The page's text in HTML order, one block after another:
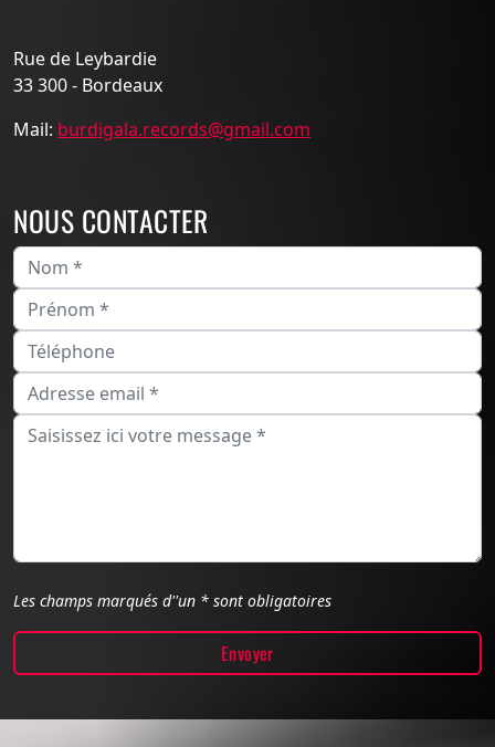
Rue de Leybardie
33 300 - Bordeaux
Mail: burdigala.records@gmail.com
NOUS CONTACTER
Les champs marqués d''un * sont obligatoires